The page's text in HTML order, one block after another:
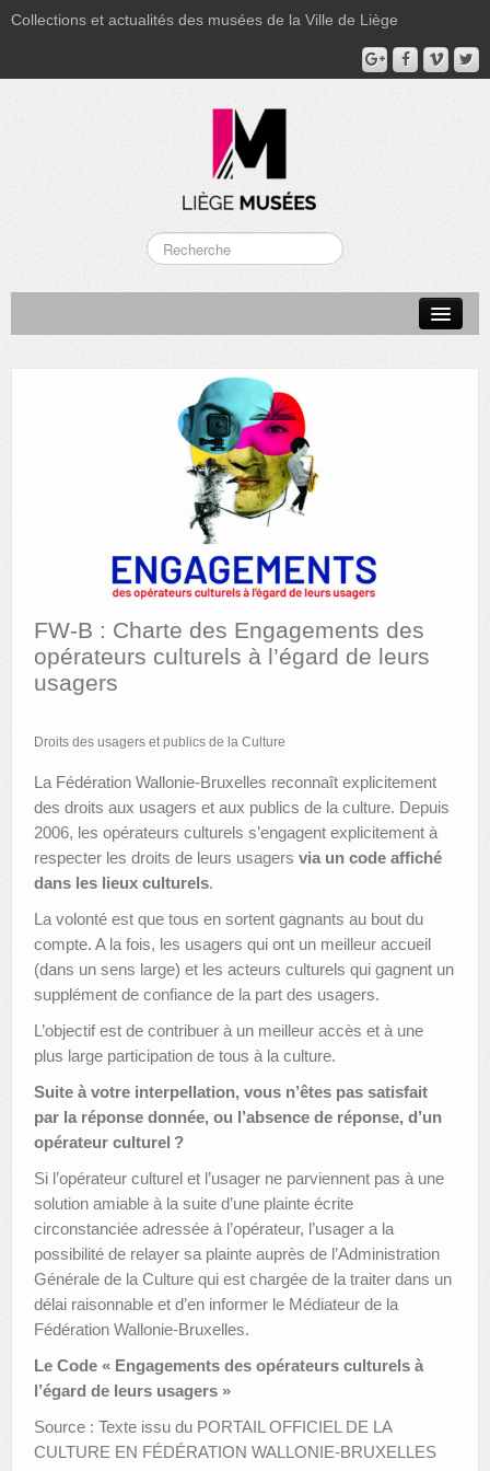
Collections et actualités des musées de la Ville de Liège
MUSÉE DU LUMINAIRE
FONDS PATRIMONIAUX
ANIMATIONS DES MUSÉES
PUBLICATIONS
LES APPELS À PROJETS
FW-B : Charte des Engagements des
opérateurs culturels à l’égard de leurs
usagers
Droits des usagers et publics de la Culture
La Fédération Wallonie-Bruxelles reconnaît explicitement
des droits aux usagers et aux publics de la culture. Depuis
2006, les opérateurs culturels s’engagent explicitement à
respecter les droits de leurs usagers via un code affiché
dans les lieux culturels.
La volonté est que tous en sortent gagnants au bout du
compte. A la fois, les usagers qui ont un meilleur accueil
(dans un sens large) et les acteurs culturels qui gagnent un
supplément de confiance de la part des usagers.
L’objectif est de contribuer à un meilleur accès et à une
plus large participation de tous à la culture.
Suite à votre interpellation, vous n’êtes pas satisfait
par la réponse donnée, ou l’absence de réponse, d’un
opérateur culturel ?
Si l’opérateur culturel et l’usager ne parviennent pas à une
solution amiable à la suite d’une plainte écrite
circonstanciée adressée à l’opérateur, l’usager a la
possibilité de relayer sa plainte auprès de l’Administration
Générale de la Culture qui est chargée de la traiter dans un
délai raisonnable et d’en informer le Médiateur de la
Fédération Wallonie-Bruxelles.
Le Code « Engagements des opérateurs culturels à
l’égard de leurs usagers »
Source : Texte issu du PORTAIL OFFICIEL DE LA
CULTURE EN FÉDÉRATION WALLONIE-BRUXELLES